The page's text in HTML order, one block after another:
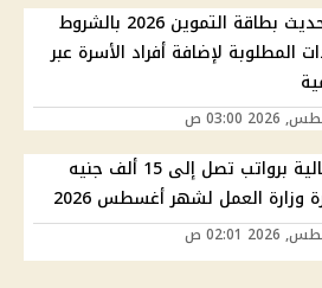
خطوات تحديث بطاقة التموين 2026 بالشروط
المطلوبة لإضافة أفراد الأسرة عبر
وظائف خالية برواتب تصل إلى 15 ألف جنيه
العمل لشهر أغسطس 2026